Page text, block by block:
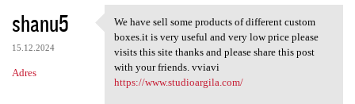
shanu5
15.12.2024
Adres
We have sell some products of
We have sell some products of different custom
boxes.it is very useful and very low price please
visits this site thanks and please share this post
with your friends. vviavi
https://www.studioargila.com/